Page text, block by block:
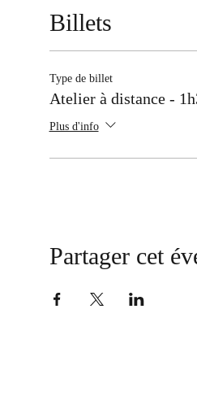
Billets
Type de billet
Atelier à distance -
Plus d'info
Partager cet